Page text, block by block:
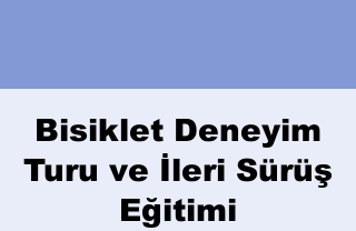
Bisiklet Deneyim
Turu ve İleri Sürüş
Eğitimi